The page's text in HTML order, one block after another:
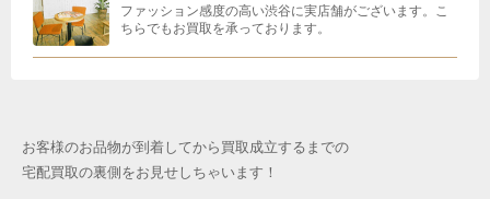
ファッション感度の高い渋谷に実店舗がございます。こ
ちらでもお買取を承っております。
お客様のお品物が到着してから買取成立するまでの
宅配買取の裏側をお見せしちゃいます！